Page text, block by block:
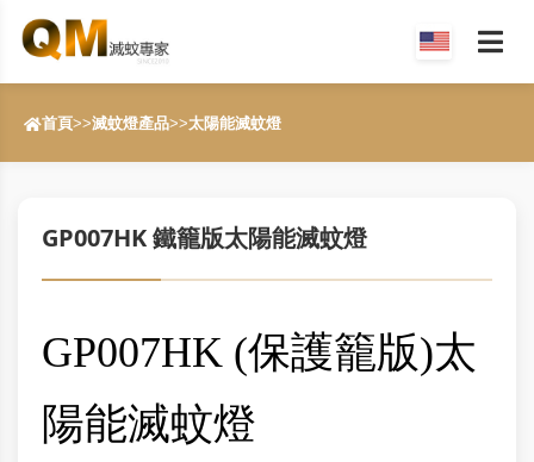
首頁>>滅蚊燈產品>>太陽能滅蚊燈
GP007HK 鐵籠版太陽能滅蚊燈
GP007HK (保護籠版)太
陽能滅蚊燈